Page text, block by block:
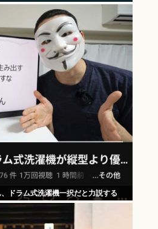
ドラム式洗濯機一択だと力説する